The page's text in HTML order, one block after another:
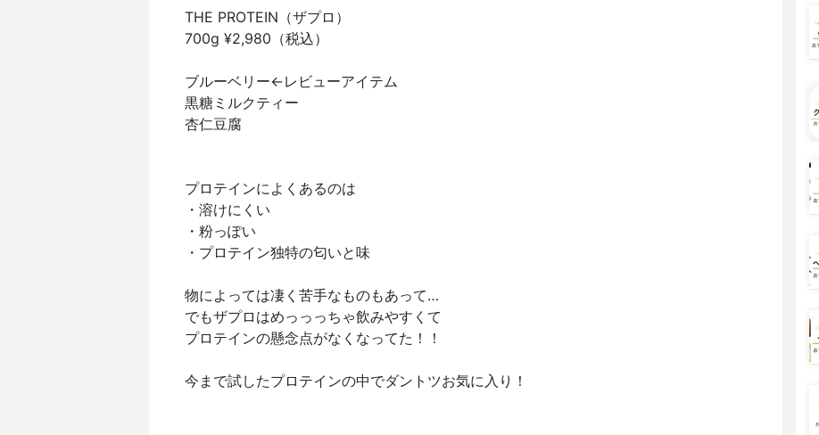
THE PROTEIN（ザプロ） ⁡
700g ¥2,980（税込）⁡
ブルーベリー←レビューアイテム⁡
黒糖ミルクティー⁡
杏仁豆腐⁡
プロテインによくあるのは⁡
・溶けにくい⁡
・粉っぽい⁡
・プロテイン独特の匂いと味⁡
物によっては凄く苦手なものもあって…⁡
でもザプロはめっっっちゃ飲みやすくて⁡
プロテインの懸念点がなくなってた！！⁡
今まで試したプロテインの中でダントツお気に入り！⁡